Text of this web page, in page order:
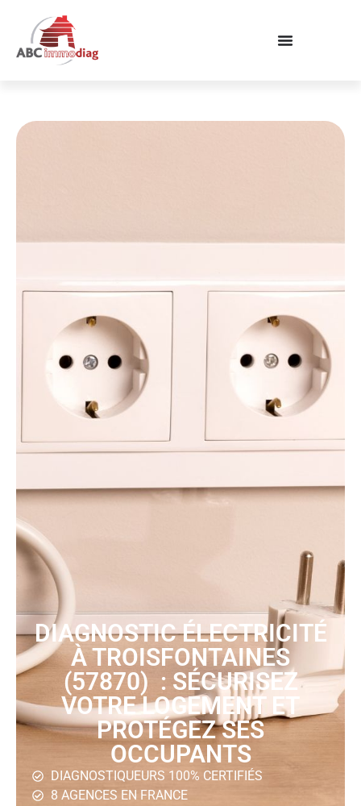
DIAGNOSTIC ÉLECTRICITÉ
À TROISFONTAINES
(57870) : SÉCURISEZ
VOTRE LOGEMENT ET
PROTÉGEZ SES
OCCUPANTS
DIAGNOSTIQUEURS 100% CERTIFIÉS
8 AGENCES EN FRANCE